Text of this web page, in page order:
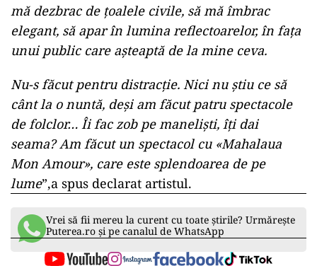
mă dezbrac de țoalele civile, să mă îmbrac
elegant, să apar în lumina reflectoarelor, în fața
unui public care așteaptă de la mine ceva.
Nu-s făcut pentru distracție. Nici nu știu ce să
cânt la o nuntă, deși am făcut patru spectacole
de folclor… Îi fac zob pe maneliști, îți dai
seama? Am făcut un spectacol cu «Mahalaua
Mon Amour», care este splendoarea de pe
lume”,a spus declarat artistul.
Vrei să fii mereu la curent cu toate știrile? Urmărește
Puterea.ro și pe canalul de WhatsApp